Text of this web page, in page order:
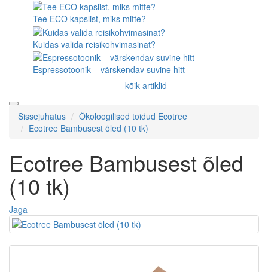
Tee ECO kapslist, miks mitte?
Kuidas valida reisikohvimasinat?
Espressotoonik – värskendav suvine hitt
kõik artiklid
Sissejuhatus
Ökoloogilised toidud Ecotree
Ecotree Bambusest õled (10 tk)
Ecotree Bambusest õled
(10 tk)
Jaga